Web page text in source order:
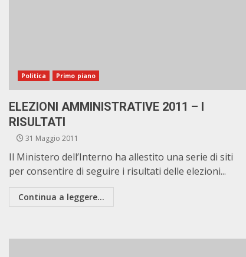
Politica Primo piano
ELEZIONI AMMINISTRATIVE 2011 – I
RISULTATI
31 Maggio 2011
Il Ministero dell’Interno ha allestito una serie di siti
per consentire di seguire i risultati delle elezioni...
Continua a leggere...